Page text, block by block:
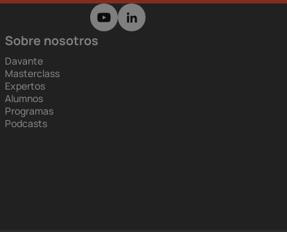
Sobre nosotros
Davante
Masterclass
Expertos
Alumnos
Programas
Podcasts